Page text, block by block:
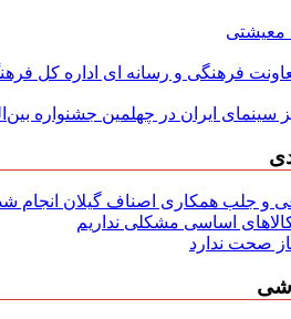
معیشتی
فرهنگی و رسانه ای اداره کل
سینمای ایران در چهلمین جشنواره
و جلب همکاری اصناف گیلان انجام
اساسی مشکلی نداریم
صحت ندارد